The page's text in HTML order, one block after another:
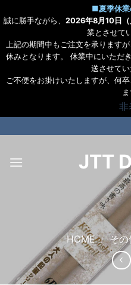
■夏季休
誠に勝手ながら、 2026年8月10日（
業とさせて
上記の期間中もご注文を承ります
休みとなります。 休業中にいただ
送させてい
ご不便をお掛けいたしますが、何
ま
非
to
JTT
HOME / その